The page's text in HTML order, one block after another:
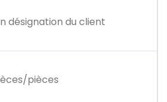
désignation du client
pièces